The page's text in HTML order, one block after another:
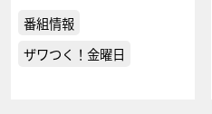
番組情報
ザワつく！金曜日